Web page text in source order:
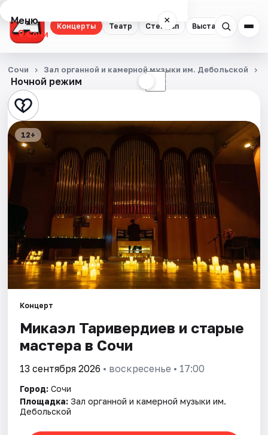
Концерты Театр Стендап Выставки
Меню ×
Сочи
Концерты
Театр
Стендап
Выставки
Квесты
Экскурсии
Спорт
События
Площадки
Артисты
Ночной режим ☾
Сочи Зал органной и камерной музыки им. Дебольской
12+
Концерт
Микаэл Таривердиев и старые
мастера в Сочи
13 сентября 2026 • воскресенье • 17:00
Город: Сочи
Площадка: Зал органной и камерной музыки им.
Дебольской